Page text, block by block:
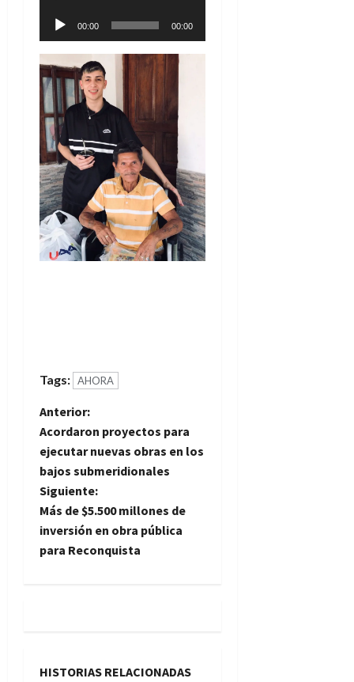
audio
Reproductor
de
audio
00:00 00:00
Tags: AHORA
N
a
v
e
g
Anterior:
Acordaron proyectos para
ejecutar nuevas obras en los
bajos submeridionales
Siguiente:
Más de $5.500 millones de
inversión en obra pública
para Reconquista
HISTORIAS RELACIONADAS